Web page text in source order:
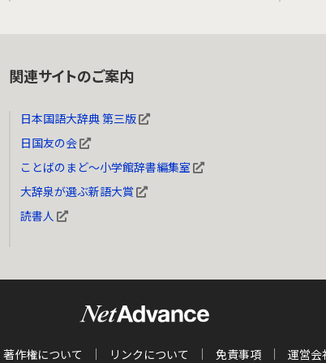
関連サイトのご案内
日本国語大辞典 第三版
日国友の会
ことばのまど～小学館辞書編集室
大辞泉が選ぶ新語大賞
読書人
著作権について リンクについて 免責事項 運営会